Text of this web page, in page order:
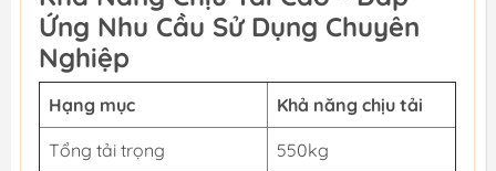
Ứng Nhu Cầu Sử Dụng Chuyên
Nghiệp
Hạng mục Khả năng chịu tải
Tổng tải trọng 550kg